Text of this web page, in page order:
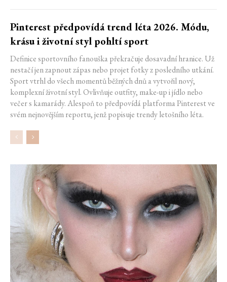
Pinterest předpovídá trend léta 2026. Módu,
krásu i životní styl pohltí sport
Definice sportovního fanouška překračuje dosavadní hranice. Už
nestačí jen zapnout zápas nebo projet fotky z posledního utkání.
Sport vtrhl do všech momentů běžných dnů a vytvořil nový,
komplexní životní styl. Ovlivňuje outfity, make-up i jídlo nebo
večer s kamarády. Alespoň to předpovídá platforma Pinterest ve
svém nejnovějším reportu, jenž popisuje trendy letošního léta.